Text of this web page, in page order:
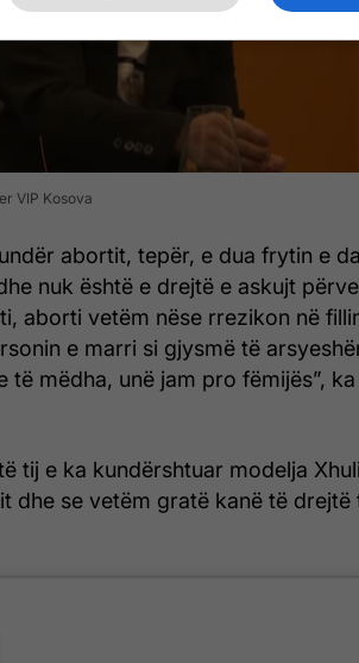
VIP Kosova
abortit, tepër, e dua frytin e
nuk është e drejtë e askujt
aborti vetëm nëse rrezikon në
e marri si gjysmë të
të mëdha, unë jam pro fëmijës”,
tij e ka kundërshtuar modelja
dhe se vetëm gratë kanë të drejtë